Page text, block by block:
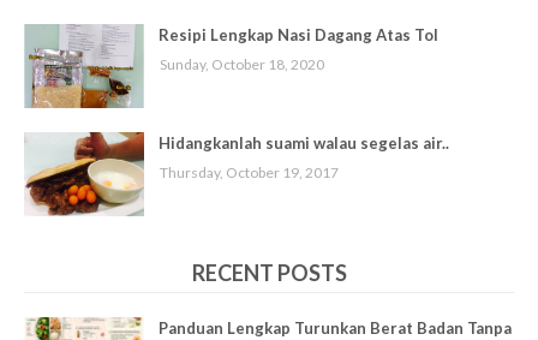
Resipi Lengkap Nasi Dagang Atas Tol
Sunday, October 18, 2020
Hidangkanlah suami walau segelas air..
Thursday, October 19, 2017
RECENT POSTS
Panduan Lengkap Turunkan Berat Badan Tanpa